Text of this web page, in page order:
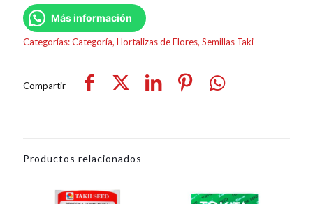
Más información
Categorías:Categoría, Hortalizas de Flores, Semillas Taki
Compartir
Productos relacionados